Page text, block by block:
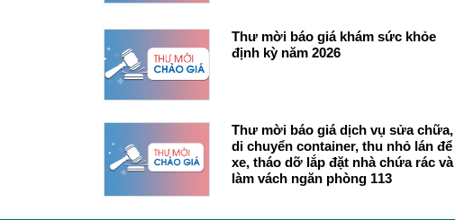
Thư mời báo giá khám sức khỏe
định kỳ năm 2026
Thư mời báo giá dịch vụ sửa chữa,
di chuyển container, thu nhỏ lán để
xe, tháo dỡ lắp đặt nhà chứa rác và
làm vách ngăn phòng 113